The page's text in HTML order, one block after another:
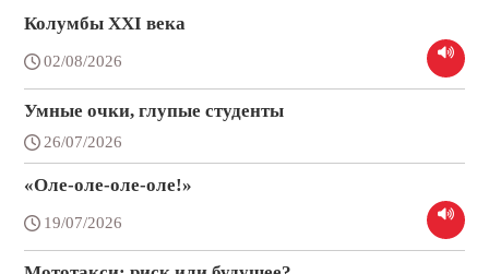
Колумбы XXI века
02/08/2026
Умные очки, глупые студенты
26/07/2026
«Оле-оле-оле-оле!»
19/07/2026